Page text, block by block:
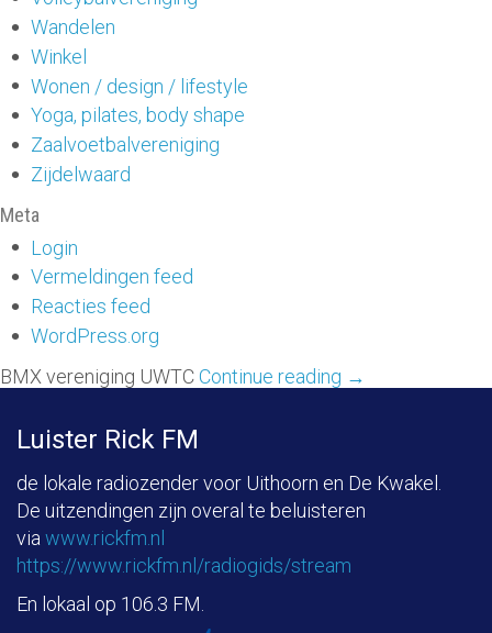
Wandelen
Winkel
Wonen / design / lifestyle
Yoga, pilates, body shape
Zaalvoetbalvereniging
Zijdelwaard
Meta
Login
Vermeldingen feed
Reacties feed
WordPress.org
BMX vereniging UWTCContinue reading →
Luister Rick FM
de lokale radiozender voor Uithoorn en De Kwakel.
De uitzendingen zijn overal te beluisteren
via www.rickfm.nl
https://www.rickfm.nl/radiogids/stream
En lokaal op 106.3 FM.